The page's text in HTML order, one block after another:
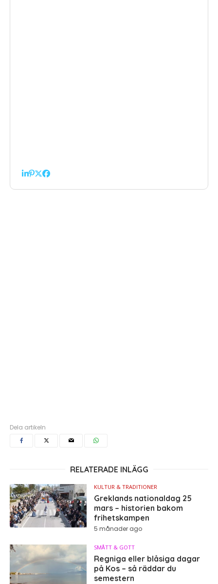
Dela artikeln
RELATERADE INLÄGG
KULTUR & TRADITIONER
Greklands nationaldag 25
mars – historien bakom
frihetskampen
5 månader ago
SMÅTT & GOTT
Regniga eller blåsiga dagar
på Kos – så räddar du
semestern